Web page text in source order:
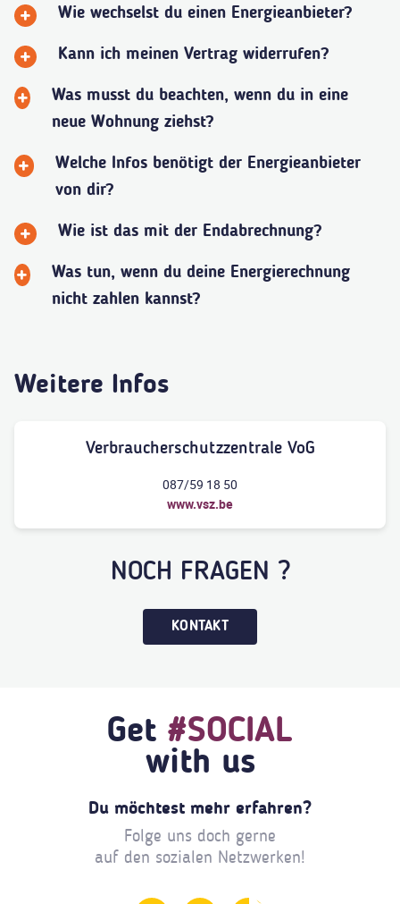
Wie wechselst du einen Energieanbieter?
Kann ich meinen Vertrag widerrufen?
Was musst du beachten, wenn du in eine
neue Wohnung ziehst?
Welche Infos benötigt der Energieanbieter
von dir?
Wie ist das mit der Endabrechnung?
Was tun, wenn du deine Energierechnung
nicht zahlen kannst?
Weitere Infos
Verbraucherschutzzentrale VoG
087/59 18 50
www.vsz.be
NOCH FRAGEN ?
KONTAKT
Get #SOCIAL
with us
Du möchtest mehr erfahren?
Folge uns doch gerne
auf den sozialen Netzwerken!